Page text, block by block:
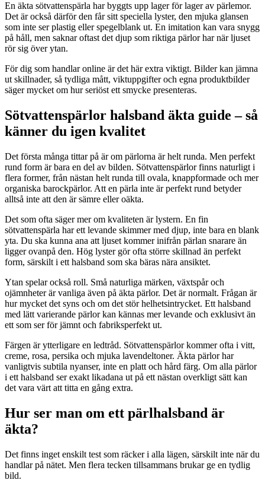
En äkta sötvattenspärla har byggts upp lager för lager av pärlemor.
Det är också därför den får sitt speciella lyster, den mjuka glansen
som inte ser plastig eller spegelblank ut. En imitation kan vara snygg
på håll, men saknar oftast det djup som riktiga pärlor har när ljuset
rör sig över ytan.
För dig som handlar online är det här extra viktigt. Bilder kan jämna
ut skillnader, så tydliga mått, viktuppgifter och egna produktbilder
säger mycket om hur seriöst ett smycke presenteras.
Sötvattenspärlor halsband äkta guide – så
känner du igen kvalitet
Det första många tittar på är om pärlorna är helt runda. Men perfekt
rund form är bara en del av bilden. Sötvattenspärlor finns naturligt i
flera former, från nästan helt runda till ovala, knappformade och mer
organiska barockpärlor. Att en pärla inte är perfekt rund betyder
alltså inte att den är sämre eller oäkta.
Det som ofta säger mer om kvaliteten är lystern. En fin
sötvattenspärla har ett levande skimmer med djup, inte bara en blank
yta. Du ska kunna ana att ljuset kommer inifrån pärlan snarare än
ligger ovanpå den. Hög lyster gör ofta större skillnad än perfekt
form, särskilt i ett halsband som ska bäras nära ansiktet.
Ytan spelar också roll. Små naturliga märken, växtspår och
ojämnheter är vanliga även på äkta pärlor. Det är normalt. Frågan är
hur mycket det syns och om det stör helhetsintrycket. Ett halsband
med lätt varierande pärlor kan kännas mer levande och exklusivt än
ett som ser för jämnt och fabriksperfekt ut.
Färgen är ytterligare en ledtråd. Sötvattenspärlor kommer ofta i vitt,
creme, rosa, persika och mjuka lavendeltoner. Äkta pärlor har
vanligtvis subtila nyanser, inte en platt och hård färg. Om alla pärlor
i ett halsband ser exakt likadana ut på ett nästan overkligt sätt kan
det vara värt att titta en gång extra.
Hur ser man om ett pärlhalsband är
äkta?
Det finns inget enskilt test som räcker i alla lägen, särskilt inte när du
handlar på nätet. Men flera tecken tillsammans brukar ge en tydlig
bild.